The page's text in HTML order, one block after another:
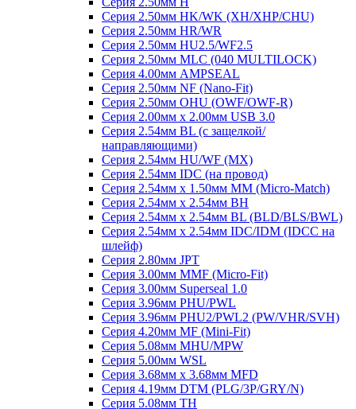
Серия 2.50мм HK/WK (XH/XHP/CHU)
Серия 2.50мм HR/WR
Серия 2.50мм HU2.5/WF2.5
Серия 2.50мм MLC (040 MULTILOCK)
Серия 4.00мм AMPSEAL
Серия 2.50мм NF (Nano-Fit)
Серия 2.50мм OHU (OWF/OWF-R)
Серия 2.00мм x 2.00мм USB 3.0
Серия 2.54мм BL (с защелкой/
направляющими)
Серия 2.54мм HU/WF (MX)
Серия 2.54мм IDC (на провод)
Серия 2.54мм х 1.50мм MM (Micro-Match)
Серия 2.54мм х 2.54мм BH
Серия 2.54мм х 2.54мм BL (BLD/BLS/BWL)
Серия 2.54мм х 2.54мм IDC/IDM (IDCC на
шлейф)
Серия 2.80мм JPT
Серия 3.00мм MMF (Micro-Fit)
Серия 3.00мм Superseal 1.0
Серия 3.96мм PHU/PWL
Серия 3.96мм PHU2/PWL2 (PW/VHR/SVH)
Серия 4.20мм MF (Mini-Fit)
Серия 5.08мм MHU/MPW
Серия 5.00мм WSL
Серия 3.68мм х 3.68мм MFD
Серия 4.19мм DTM (PLG/3P/GRY/N)
Серия 5.08мм TH